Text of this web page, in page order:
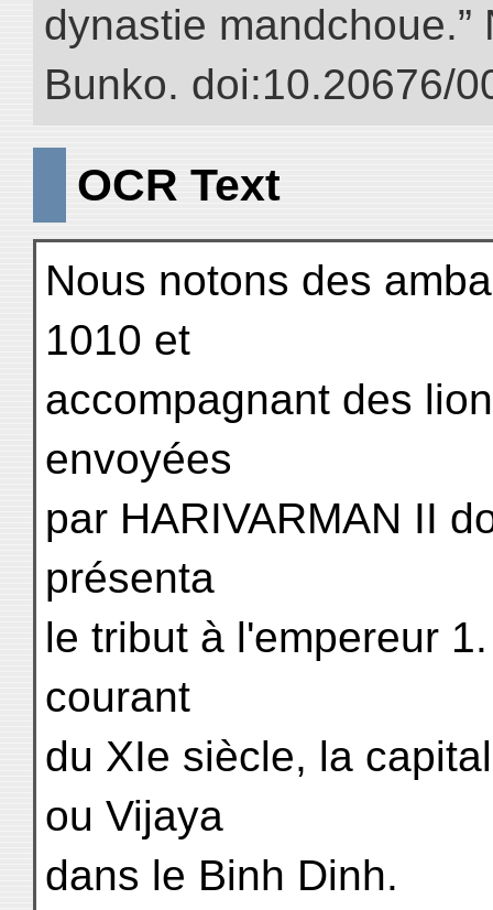
dynastie mandchoue.”
Bunko. doi:10.20676/
OCR Text
Nous notons des
1010 et
accompagnant des
envoyées
par HARIVARMAN II
présenta
le tribut à l'empereur
courant
du XIe siècle, la
ou Vijaya
dans le Binh Dinh.